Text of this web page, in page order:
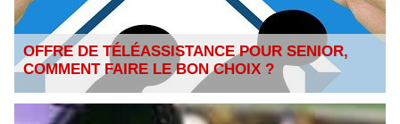
OFFRE DE TÉLÉASSISTANCE POUR SENIOR,
COMMENT FAIRE LE BON CHOIX ?